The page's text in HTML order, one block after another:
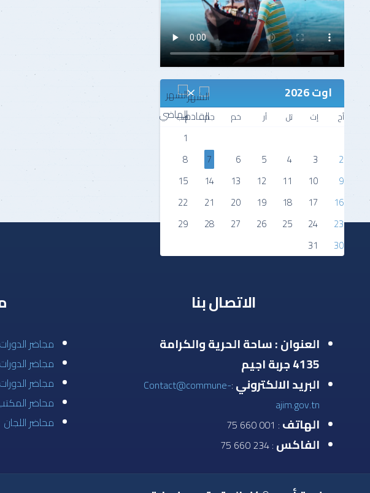
اوت 2026
أح إث ثل أر خم جم سب
1
2
3
4
5
6
7
8
9
10
11
12
13
14
15
16
17
18
19
20
21
22
23
24
25
26
27
28
29
30
31
الاتصال بنا
العنوان : ساحة الحرية والكرامة
4135 جربة اجيم
البريد الالكتروني :
Contact@commune-
ajim.gov.tn
الهاتف : 001 660 75
الفاكس : 234 660 75
مجاضر
مجاضر الدورات
مجاضر
محاضر
محاضر اللجان